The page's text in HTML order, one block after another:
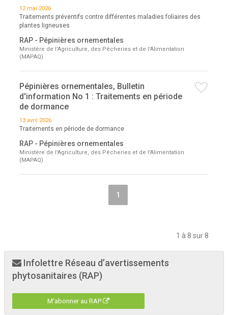
12 mai 2026
Traitements préventifs contre différentes maladies foliaires des
plantes ligneuses
RAP - Pépinières ornementales
Ministère de l'Agriculture, des Pêcheries et de l'Alimentation
(MAPAQ)
Pépinières ornementales, Bulletin
d'information No 1 : Traitements en période
de dormance
13 avril 2026
Traitements en période de dormance
RAP - Pépinières ornementales
Ministère de l'Agriculture, des Pêcheries et de l'Alimentation
(MAPAQ)
1
1 à 8 sur 8
Infolettre Réseau d’avertissements
phytosanitaires (RAP)
M'abonner au RAP